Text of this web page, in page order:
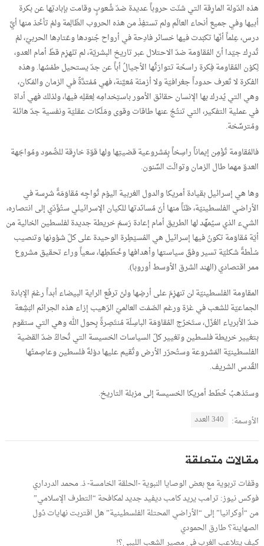
هذه الدّولة المارِقة التي شنّت حروباً عديدة ضدّ شُعوبٍ وقامت بإبادتِها عن بكرة
أبيها وفي جميع أنحاء العالَم ولم تستفِذْ من هذه الحروب الظّالِمة ولمْ تأخُذ منها أيَّ
درس، عِلماً أنّها تكبّدت فيها خسائر فادِحة في أرواح جُنودها وعَتادِها الحربيّ، لمْ
تُدرِك جيّدا أنّ المُقاوَمة ضدّ الاحتلال عبر تاريخ البشريّة، لم تنْهزِم قطّ أمام العدو،
لِكوْن المُقاومة فِكرة راسخَة تتوارَثُها الأجيالُ أباً عن جدّ يستحيل طمْسُها. وهذه
الفكرة لا تَعرف حدوداً جغرافيّة ولا أزمنَة مُعيَّنة، فهي مُمْتدَّةٌ في الزمان والمَكان،
وهي التي يُدرك بها الإنسان حقائق الأمور باستِخدامِه لِعقلِه فيها، ولذلك فهي أداة
في عملية التفكير، التي تنتُجُ عنها طاقات وقوى ومَلَكات عقليّة ونفسية جدّ هائلة
ومُترسِّخة.
فالمُقاومة تُؤْمِن إيماناً راسِخاً بِمَشروعية قضيتِها ولها قوّة خارِقة للصُّمود ومُواجَهة
العدوّ مهما طال الزمان وتوالَت السِّنون.
وها هي إسرائيل بقيادة أمريكا والدول الغربية اليوْم تُواجِه مُقاوَمَةً شرِسة في
الأراضي الفلسطينيّة، ظنّاً منها أنّ مُسانَدتها للكيان الإسرائيلي ستُؤَدّي إلى انتصاره،
الشيء الذي سيُمهِّد لها الطريق أمام إعادة رَسمَ خريطة جديدة لفلسطين الخالية من
أيّة مُقاوَمة تكونُ فيها إسرائيل هي المُسيْطِرة الوحيدة على كلّ شؤونها وتنصيب
سُلْطةً شكليّة تسير وفقَ سياستها وأهدافها وخُطَطِها، سعياً وراء تحقيق مشروع
ممر اقتصادي (الهند الشرق الأوسط أوروبا).
المقاومة الفلسطينيّة لن تنهزِمَ على أرضِها ولنْ ترفَع الراية البيضاء أبداً رغمَ الإبادة
الجماعيّة للشعب في غزة ورغم الصّمْت العالميّ الرّهيب إزاء هذه الجرائم البَشِعة
ضدّ الأبرياء العُزّل، ستَخرُج المُقاوَمَة الباسِلَة مُنتَصِرةً بِحول الله وهي التي ستقوم
بتغيير خريطة فلسطين وتغيير كلّ السياسات الخسيسة التي تُحاكُ ضدّ القضية
الفلسطينيّة المَشروعة وستُحرّر الأرض وتُقيم عليها دوْلةَ فلسطين وعاصِمتُها
القُدس الشريف.
وستَذهبُ خُطَط أمريكا الخسيسة إلى مزبلة التاريخ.
الأوسمة: 340 العدد
مقالات متعلقة
وقفات تربوية مع بعض الوصايا النبوية -الحلقة الخامسة- ذ. محمد الدرداري
فوكس نيوز: ترامب يريد كامب ديفيد جديد لمكافحة “التطرف الإسلامي”
من “أوكرانيا” إلى “الأراضي المحتلة الفلسطينية” هل اقتربت نهايات دُول
الصهاينة؟ طارق الحمودي
كيف يتلاعب الغرب في مصير الشعب الليبي؟!